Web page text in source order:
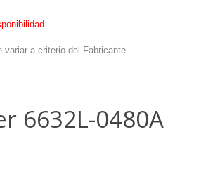
variar a criterio del Fabricante
6632L-0480A